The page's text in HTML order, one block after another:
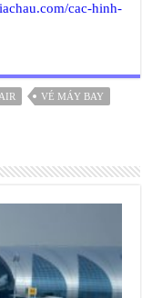
cac-hinh-
VÉ MÁY BAY